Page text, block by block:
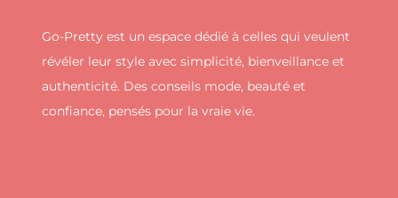
Go-Pretty est un espace dédié à celles qui veulent
révéler leur style avec simplicité, bienveillance et
authenticité. Des conseils mode, beauté et
confiance, pensés pour la vraie vie.